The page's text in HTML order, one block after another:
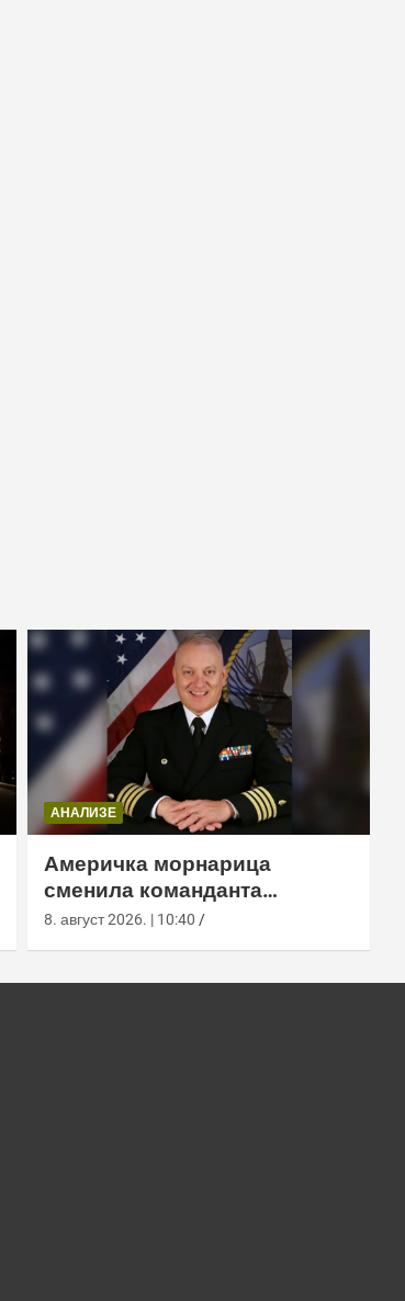
АНАЛИЗЕ
Америчка морнарица
сменила команданта
медицинске команде у
8. август 2026. | 10:40